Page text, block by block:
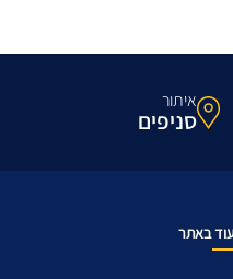
איתור
סניפים
באתר